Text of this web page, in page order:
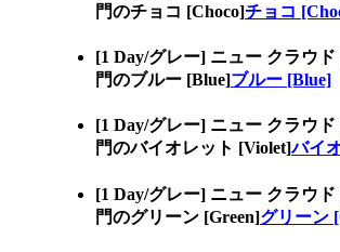
門のチョコ [Choco]チョコ
[1 Day/グレー] ニュー クラウ
門のブルー [Blue]ブルー [Blue]
[1 Day/グレー] ニュー クラウ
門のバイオレット [Violet]バイ
[1 Day/グレー] ニュー クラウ
門のグリーン [Green]グリーン